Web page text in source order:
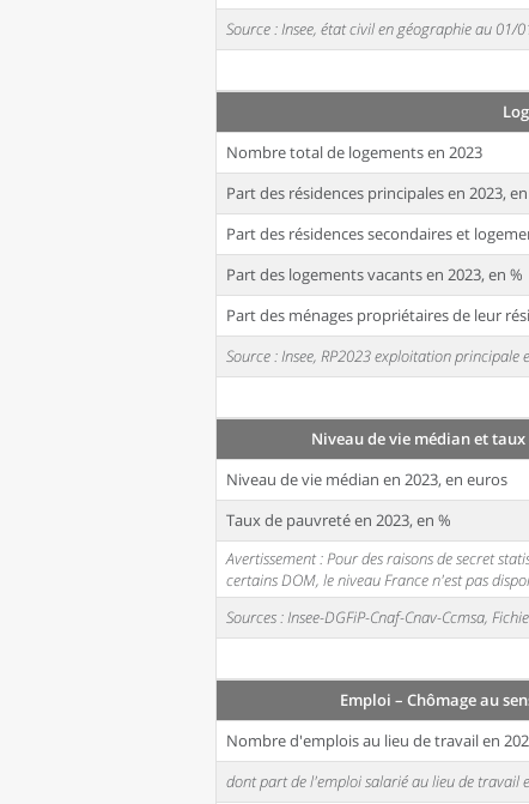
Source : Insee, état civil en géographie au 01/
Nombre total de logements en 2023
Part des résidences principales en 2023,
Part des résidences secondaires et
Part des logements vacants en 2023, en %
Part des ménages propriétaires de leur
Source : Insee, RP2023 exploitation
Niveau de vie médian et
Niveau de vie médian en 2023, en euros
Taux de pauvreté en 2023, en %
Avertissement : Pour des raisons de secret
certains DOM, le niveau France n'est pas
Sources : Insee-DGFiP-Cnaf-Cnav-Ccmsa,
Emploi – Chômage au
Nombre d'emplois au lieu de travail en
dont part de l'emploi salarié au lieu de travail